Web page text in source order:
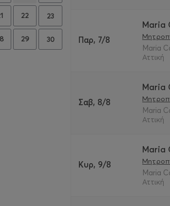
22 23
29 30 Παρ, 7/8
Maria
Maria
Αττική
Σαβ, 8/8
Maria
Maria
Αττική
Κυρ, 9/8
Maria
Maria
Αττική